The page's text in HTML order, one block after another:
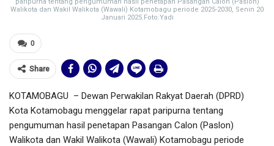
Walikota dan Wakil Walikota (Wawali) Kotamobagu periode 2025-2030, Senin 20
Januari 2025.Foto:Yadi
0
Share
KOTAMOBAGU – Dewan Perwakilan Rakyat Daerah (DPRD)
Kota Kotamobagu menggelar rapat paripurna tentang
pengumuman hasil penetapan Pasangan Calon (Paslon)
Walikota dan Wakil Walikota (Wawali) Kotamobagu periode